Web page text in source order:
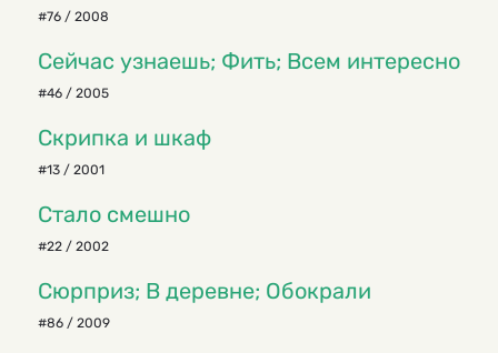
#76 / 2008
Сейчас узнаешь; Фить; Всем интересно
#46 / 2005
Скрипка и шкаф
#13 / 2001
Стало смешно
#22 / 2002
Сюрприз; В деревне; Обокрали
#86 / 2009